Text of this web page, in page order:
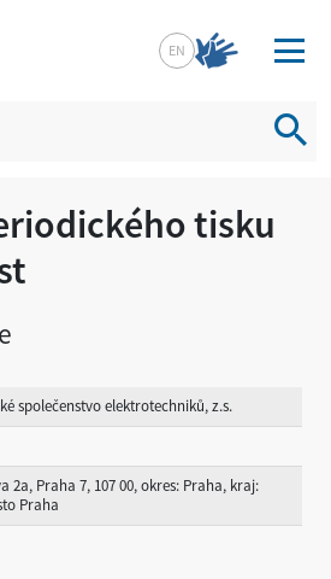
EN
tisku
společenstvo elektrotechniků, z.s.
2a, Praha 7, 107 00, okres: Praha, kraj:
Praha